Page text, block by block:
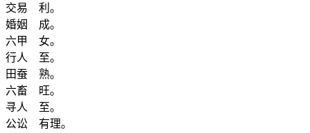
交易 利。
婚姻 成。
六甲 女。
行人 至。
田蚕 熟。
六畜 旺。
寻人 至。
公讼 有理。